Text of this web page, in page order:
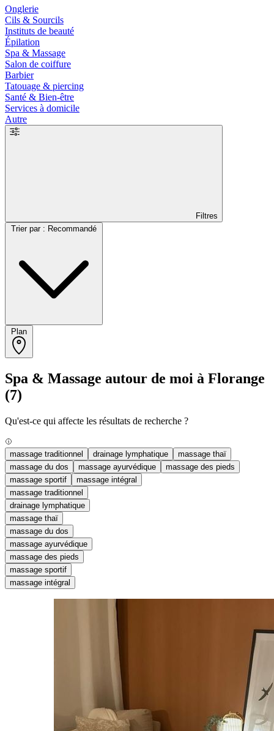
Onglerie
Cils & Sourcils
Instituts de beauté
Épilation
Spa & Massage
Salon de coiffure
Barbier
Tatouage & piercing
Santé & Bien-être
Services à domicile
Autre
Filtres
Spa & Massage autour de moi à Florange
(7)
Qu'est-ce qui affecte les résultats de recherche ?
massage traditionnel drainage lymphatique
massage thaï
massage du dos
massage ayurvédique
massage des pieds
massage sportif
massage intégral
massage traditionnel
drainage lymphatique
massage thaï
massage du dos
massage ayurvédique
massage des pieds
massage sportif
massage intégral